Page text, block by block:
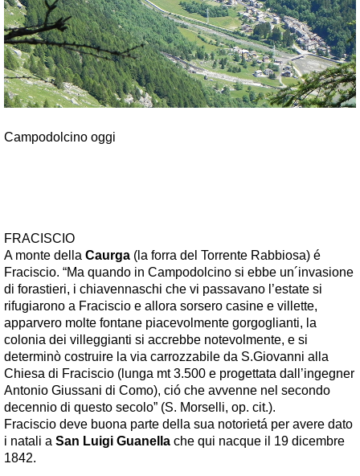
Campodolcino oggi
FRACISCIO
A monte della Caurga (la forra del Torrente Rabbiosa) é
Fraciscio. “Ma quando in Campodolcino si ebbe un´invasione
di forastieri, i chiavennaschi che vi passavano l’estate si
rifugiarono a Fraciscio e allora sorsero casine e villette,
apparvero molte fontane piacevolmente gorgoglianti, la
colonia dei villeggianti si accrebbe notevolmente, e si
determinò costruire la via carrozzabile da S.Giovanni alla
Chiesa di Fraciscio (lunga mt 3.500 e progettata dall’ingegner
Antonio Giussani di Como), ció che avvenne nel secondo
decennio di questo secolo” (S. Morselli, op. cit.).
Fraciscio deve buona parte della sua notorietá per avere dato
i natali a San Luigi Guanella che qui nacque il 19 dicembre
1842.